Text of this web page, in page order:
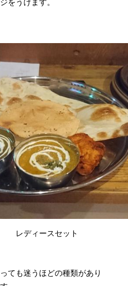
をうけます。
レディースセット
ても迷うほどの種類があり